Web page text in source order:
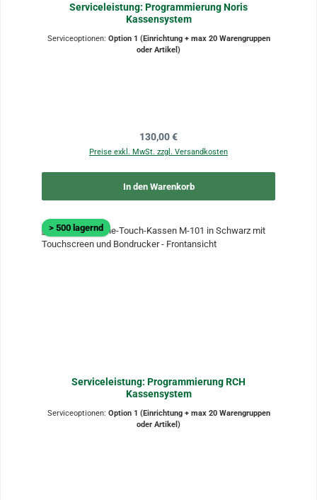
Serviceleistung: Programmierung Noris
Kassensystem
Serviceoptionen: Option 1 (Einrichtung + max 20 Warengruppen
oder Artikel)
Regulärer Preis:
130,00 €
Preise exkl. MwSt. zzgl. Versandkosten
In den Warenkorb
> 500 lagernd
Serviceleistung: Programmierung RCH
Kassensystem
Serviceoptionen: Option 1 (Einrichtung + max 20 Warengruppen
oder Artikel)